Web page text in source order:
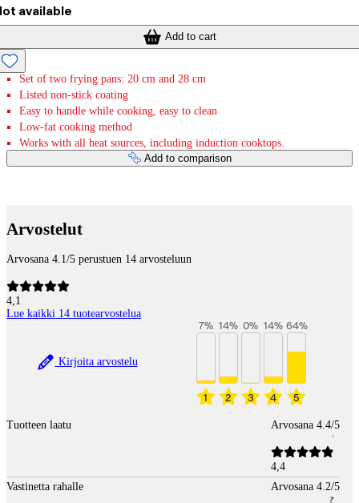
available
Add to cart
Set of two frying pans: 20 cm and 28 cm
Listed non-stick coating
Easy to handle while cooking, easy to clean
Low-fat cooking method
Works with all heat sources, including induction cooktops.
Add to comparison
Arvostelut
Arvosana 4.1/5 perustuen 14 arvosteluun
4,1
Lue kaikki 14 tuotearvostelua
Kirjoita arvostelu
1
7%
2
14%
3
0%
4
14%
5
64%
Tuotteen laatu Arvosana 4.4/5
4,4
Vastinetta rahalle
Arvosana 4.2/5